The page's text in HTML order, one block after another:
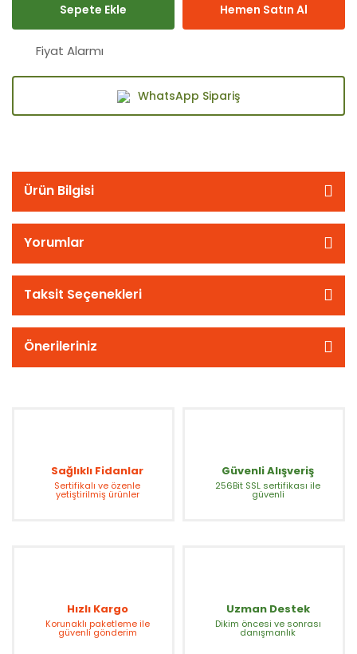
Sepete Ekle Hemen Satın Al
Fiyat Alarmı
WhatsApp Sipariş
Ürün Bilgisi
Yorumlar
Taksit Seçenekleri
Önerileriniz
Sağlıklı Fidanlar
Sertifikalı ve özenle
yetiştirilmiş ürünler
Güvenli Alışveriş
256Bit SSL sertifikası ile
güvenli
Hızlı Kargo
Korunaklı paketleme ile
güvenli gönderim
Uzman Destek
Dikim öncesi ve sonrası
danışmanlık